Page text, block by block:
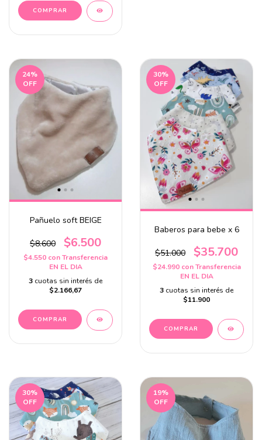
24%
OFF
Pañuelo soft BEIGE
$8.600 $6.500
$4.550 conTransferencia
EN EL DIA
3 cuotas sin interés de
$2.166,67
30%
OFF
Baberos para bebe x 6
$51.000 $35.700
$24.990 con Transferencia
EN EL DIA
3 cuotas sin interés de
$11.900
30%
OFF
19%
OFF